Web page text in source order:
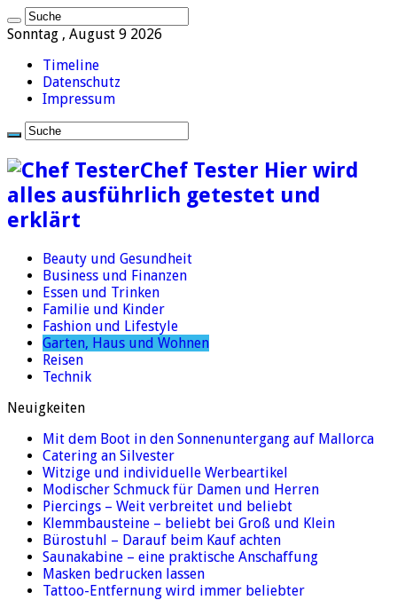
Sonntag , August 9 2026
Timeline
Datenschutz
Impressum
Chef Tester Hier wird
alles ausführlich getestet und
erklärt
Beauty und Gesundheit
Business und Finanzen
Essen und Trinken
Familie und Kinder
Fashion und Lifestyle
Garten, Haus und Wohnen
Reisen
Technik
Neuigkeiten
Mit dem Boot in den Sonnenuntergang auf Mallorca
Catering an Silvester
Witzige und individuelle Werbeartikel
Modischer Schmuck für Damen und Herren
Piercings – Weit verbreitet und beliebt
Klemmbausteine – beliebt bei Groß und Klein
Bürostuhl – Darauf beim Kauf achten
Saunakabine – eine praktische Anschaffung
Masken bedrucken lassen
Tattoo-Entfernung wird immer beliebter